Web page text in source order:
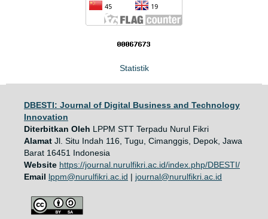
Statistik
DBESTI: Journal of Digital Business and Technology
Innovation
Diterbitkan Oleh LPPM STT Terpadu Nurul Fikri
AlamatJl. Situ Indah 116, Tugu, Cimanggis, Depok, Jawa
Barat 16451 Indonesia
Website https://journal.nurulfikri.ac.id/index.php/DBESTI/
Email lppm@nurulfikri.ac.id | journal@nurulfikri.ac.id